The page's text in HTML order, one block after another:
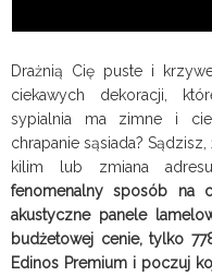
Drażnią Cię puste i
ciekawych dekoracji,
sypialnia ma zimne i
chrapanie sąsiada?
kilim lub zmiana
fenomenalny sposób na
akustyczne panele
budżetowej cenie, tylko
Edinos Premium i poczuj